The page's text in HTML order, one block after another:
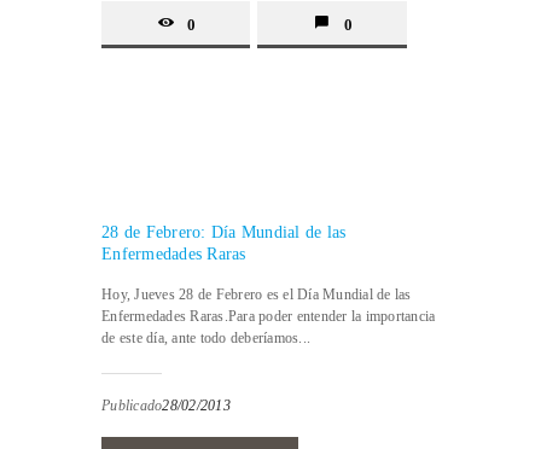
0 0
28 de Febrero: Día Mundial de las
Enfermedades Raras
Hoy, Jueves 28 de Febrero es el Día Mundial de las
Enfermedades Raras.Para poder entender la importancia
de este día, ante todo deberíamos...
Publicado28/02/2013